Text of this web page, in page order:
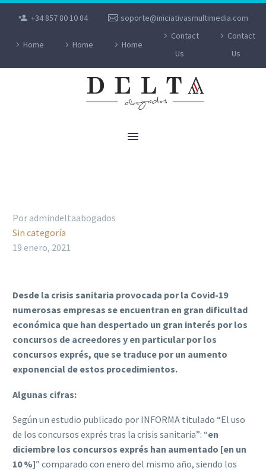
+34 857 80 10 84 soporte@iniciativasmultimedia.com
Home Home Home
Contact
Us
Contact
Us
LOS CONCURSOS EXPRÉS DERIVADOS DE
Por admindeltaabogados
Sin categoría
19 enero, 2021
Desde la crisis sanitaria provocada por la Covid-19
numerosas empresas se encuentran en gran dificultad
económica que han despertado un gran interés por los
concursos de acreedores y en particular por los
concursos exprés, que se traduce por un aumento
exponencial de estos procedimientos.
Algunas cifras:
Según un estudio publicado por INFORMA titulado “El uso
de los concursos exprés tras la crisis sanitaria”: “en
diciembre los concursos exprés han aumentado [en un
10 %]” comparado con enero del mismo año, siendo los